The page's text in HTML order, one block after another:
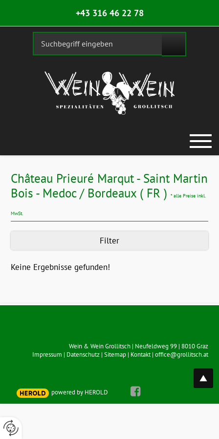
+43 316 46 22 78
Château Prieuré Marqut - Saint Martin
Bois - Medoc / Bordeaux ( FR )
* alle Preise inkl.
MwSt.
Filter
Keine Ergebnisse gefunden!
Wein & Wein Grollitsch| Neufeldweg 99| 8010 Graz
Impressum | Datenschutz| Sitemap| Kontakt| office@grollitsch.at
powered by HEROLD